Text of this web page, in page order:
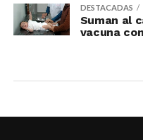
DESTACADAS
Suman al
vacuna